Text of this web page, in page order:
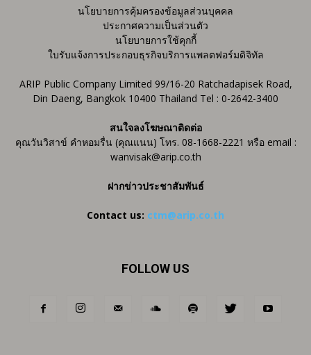
นโยบายการคุ้มครองข้อมูลส่วนบุคคล
ประกาศความเป็นส่วนตัว
นโยบายการใช้คุกกี้
ใบรับแจ้งการประกอบธุรกิจบริการแพลตฟอร์มดิจิทัล
ARIP Public Company Limited 99/16-20 Ratchadapisek Road,
Din Daeng, Bangkok 10400 Thailand Tel : 0-2642-3400
สนใจลงโฆษณาติดต่อ
คุณวันวิสาข์ คำหอมรื่น (คุณแนน) โทร. 08-1668-2221 หรือ email :
wanvisak@arip.co.th
ฝากข่าวประชาสัมพันธ์
Contact us: ctm@arip.co.th
FOLLOW US